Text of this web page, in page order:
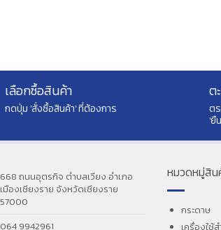
เลือกซื้อสินค้า
กดปุ่ม 'สั่งซื้อสินค้า' ที่ต้องการ
ต
ต
'ยื
668 ถนนอุตรกิจ ตำบลเวียง อำเภอ
เมืองเชียงราย จังหวัดเชียงราย
57000
064 9942961
หมวดหมู่สิน
กระดาษ
เครื่องใช้